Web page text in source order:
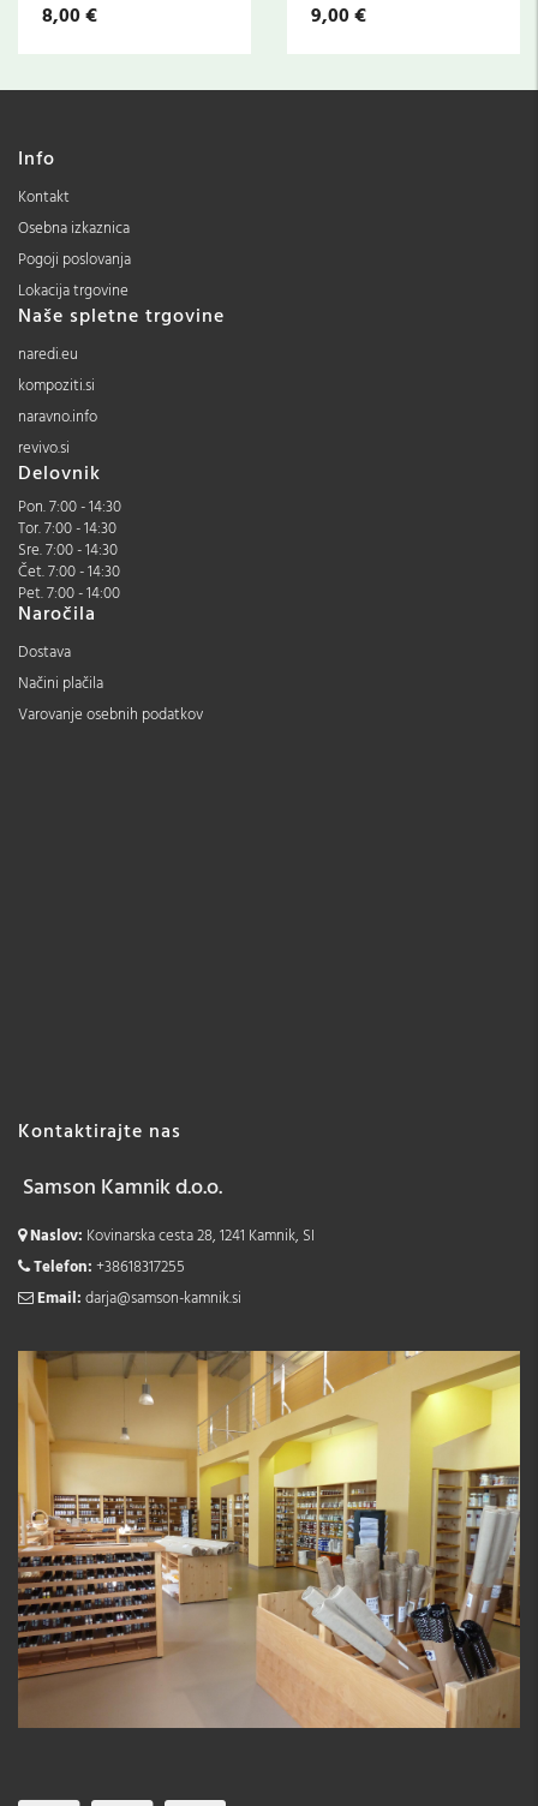
8,00 € 9,00 €
Info
Kontakt
Osebna izkaznica
Pogoji poslovanja
Lokacija trgovine
Naše spletne trgovine
naredi.eu
kompoziti.si
naravno.info
revivo.si
Delovnik
Pon. 7:00 - 14:30
Tor. 7:00 - 14:30
Sre. 7:00 - 14:30
Čet. 7:00 - 14:30
Pet. 7:00 - 14:00
Naročila
Dostava
Načini plačila
Varovanje osebnih podatkov
Kontaktirajte nas
Samson Kamnik d.o.o.
Naslov: Kovinarska cesta 28, 1241 Kamnik, SI
Telefon:+38618317255
Email:darja@samson-kamnik.si